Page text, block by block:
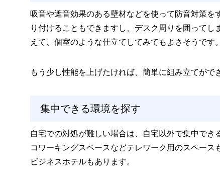
吸音や遮音効果のある壁材などを使って防音対策
り付けることもできますし、デスク周りを囲って
えて、個室のような仕立てしてみてもよさそうです。
もう少し性能を上げたければ、簡単に組み立てがで
集中できる環境を探す
自宅での対処が難しい場合は、自宅以外で集中でき
コワーキングスペースなどテレワーク用のスペー
ビジネスホテルもあります。